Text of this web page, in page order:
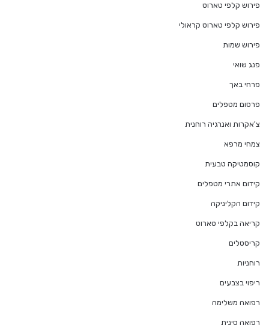
פירוש קלפי טארוט
פירוש קלפי טארוט קראולי
פירוש שמות
פנג שואי
פרחי באך
פרסום מטפלים
צ'אקרות ואנרגיה רוחנית
צמחי מרפא
קוסמטיקה טבעית
קידום אתרי מטפלים
קידום הקליניקה
קריאה בקלפי טארוט
קריסטלים
רוחניות
ריפוי בצבעים
רפואה משלימה
רפואה סינית